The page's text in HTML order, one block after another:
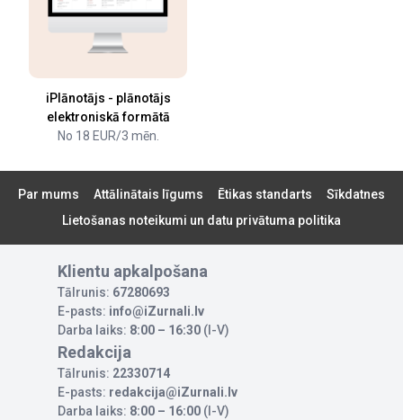
iPlānotājs - plānotājs
elektroniskā formātā
No 18 EUR/3 mēn.
Par mums Attālinātais līgums Ētikas standarts
Sīkdatnes
Lietošanas noteikumi un datu privātuma politika
Klientu apkalpošana
Tālrunis: 67280693
E-pasts: info@iZurnali.lv
Darba laiks: 8:00 – 16:30 (I-V)
Redakcija
Tālrunis: 22330714
E-pasts: redakcija@iZurnali.lv
Darba laiks: 8:00 – 16:00 (I-V)